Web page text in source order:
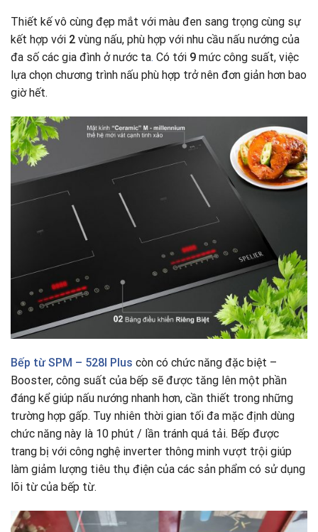
Thiết kế vô cùng đẹp mắt với màu đen sang trọng cùng sự
kết hợp với 2 vùng nấu, phù hợp với nhu cầu nấu nướng của
đa số các gia đình ở nước ta. Có tới 9 mức công suất, việc
lựa chọn chương trình nấu phù hợp trở nên đơn giản hơn bao
giờ hết.
Bếp từ SPM – 528I Plus còn có chức năng đặc biệt –
Booster, công suất của bếp sẽ được tăng lên một phần
đáng kể giúp nấu nướng nhanh hơn, cần thiết trong những
trường hợp gấp. Tuy nhiên thời gian tối đa mặc định dùng
chức năng này là 10 phút / lần tránh quá tải. Bếp được
trang bị với công nghệ inverter thông minh vượt trội giúp
làm giảm lượng tiêu thụ điện của các sản phẩm có sử dụng
lõi từ của bếp từ.